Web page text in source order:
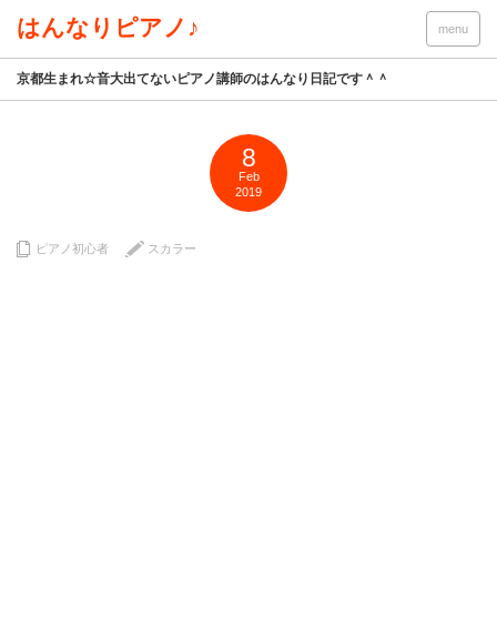
はんなりピアノ♪ menu
京都生まれ☆音大出てないピアノ講師のはんなり日記です＾＾
8
Feb
2019
ピアノ初心者 スカラー